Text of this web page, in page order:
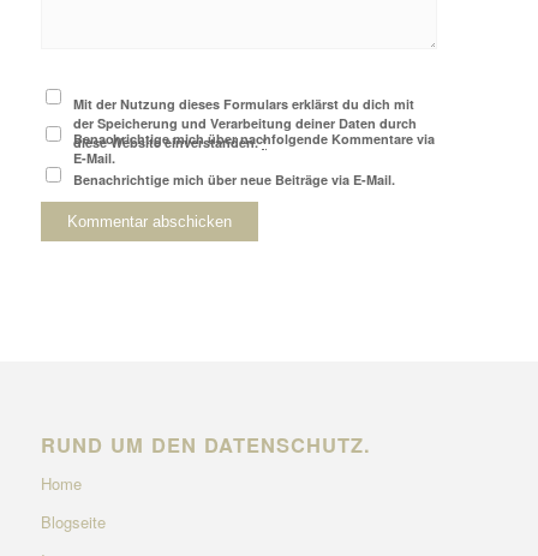
Mit der Nutzung dieses Formulars erklärst du dich mit
der Speicherung und Verarbeitung deiner Daten durch
diese Website einverstanden.*
Benachrichtige mich über nachfolgende Kommentare via
E-Mail.
Benachrichtige mich über neue Beiträge via E-Mail.
RUND UM DEN DATENSCHUTZ.
Home
Blogseite